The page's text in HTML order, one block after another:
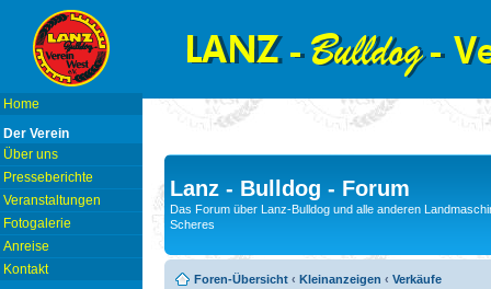
Home
Der Verein
Über uns
Presseberichte
Veranstaltungen
Fotogalerie
Anreise
Kontakt
Lanz - Bulldog - Forum
Das Forum über Lanz-Bulldog und alle anderen
Scheres
Foren-Übersicht ‹ Kleinanzeigen ‹ Verkäufe